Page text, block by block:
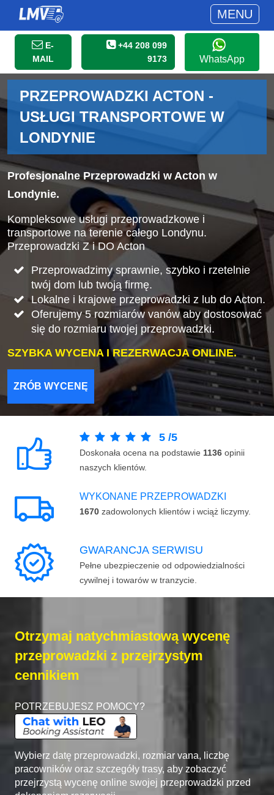
MENU
E-
MAIL
+44 208 099
9173
WhatsApp
PRZEPROWADZKI ACTON -
USŁUGI TRANSPORTOWE W
LONDYNIE
Profesjonalne Przeprowadzki w Acton w
Londynie.
Kompleksowe usługi przeprowadzkowe i
transportowe na terenie całego Londynu.
Przeprowadzki Z i DO Acton
Przeprowadzimy sprawnie, szybko i rzetelnie
twój dom lub twoją firmę.
Lokalne i krajowe przeprowadzki z lub do Acton.
Oferujemy 5 rozmiarów vanów aby dostosować
się do rozmiaru twojej przeprowadzki.
SZYBKA WYCENA I REZERWACJA ONLINE.
ZRÓB WYCENĘ
5 /5
Doskonała ocena na podstawie 1136 opinii
naszych klientów.
WYKONANE PRZEPROWADZKI
1670 zadowolonych klientów i wciąż liczymy.
GWARANCJA SERWISU
Pełne ubezpieczenie od odpowiedzialności
cywilnej i towarów w tranzycie.
Otrzymaj natychmiastową wycenę
przeprowadzki z przejrzystym
cennikiem
POTRZEBUJESZ POMOCY?
Wybierz datę przeprowadzki, rozmiar vana, liczbę
pracowników oraz szczegóły trasy, aby zobaczyć
przejrzystą wycenę online swojej przeprowadzki przed